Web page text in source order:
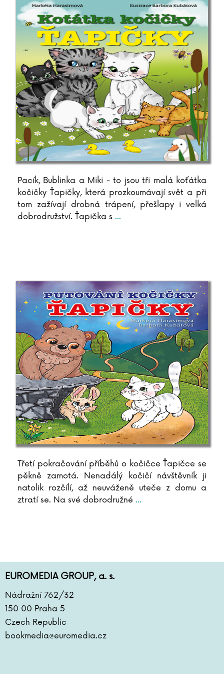
Lucie Königová
Stanislava Korcová
Jiří Korn
Milan Kornelia
Pavel Kosatík
Tomasz Kowal
Lucie Kožinová
Richard Krajčo
Karin Krajčová Babinská
Agota Kristofová
Sylvie Krupanská
Barbora Kubátová
Susanne Kuhlendahl
Zdeněk Kupka
Katarína Kvoriaková
Pacík, Bublinka a Miki - to jsou tři malá koťátka
kočičky Ťapičky, která prozkoumávají svět a při
tom zažívají drobná trápení, přešlapy i velká
dobrodružství. Ťapička s ...
Třetí pokračování příběhů o kočičce Ťapičce se
pěkně zamotá. Nenadálý kočičí návštěvník ji
natolik rozčílí, až neuváženě uteče z domu a
ztratí se. Na své dobrodružné ...
EUROMEDIA GROUP, a. s.
Nádražní 762/32
150 00 Praha 5
Czech Republic
bookmedia@euromedia.cz